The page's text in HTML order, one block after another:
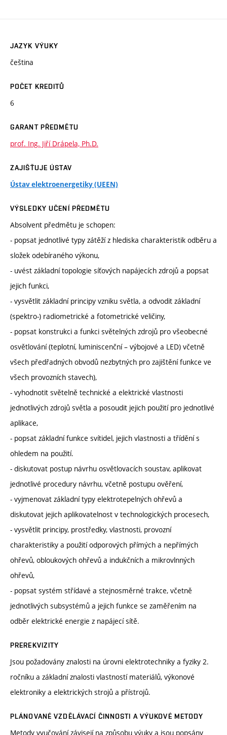
JAZYK VÝUKY
čeština
POČET KREDITŮ
6
GARANT PŘEDMĚTU
prof. Ing. Jiří Drápela, Ph.D.
ZAJIŠŤUJE ÚSTAV
Ústav elektroenergetiky (UEEN)
VÝSLEDKY UČENÍ PŘEDMĚTU
Absolvent předmětu je schopen:
- popsat jednotlivé typy zátěží z hlediska charakteristik odběru a
složek odebíraného výkonu,
- uvést základní topologie síťových napájecích zdrojů a popsat
jejich funkci,
- vysvětlit základní principy vzniku světla, a odvodit základní
(spektro-) radiometrické a fotometrické veličiny,
- popsat konstrukci a funkci světelných zdrojů pro všeobecné
osvětlování (teplotní, luminiscenční – výbojové a LED) včetně
všech předřadných obvodů nezbytných pro zajištění funkce ve
všech provozních stavech),
- vyhodnotit světelně technické a elektrické vlastnosti
jednotlivých zdrojů světla a posoudit jejich použití pro jednotlivé
aplikace,
- popsat základní funkce svítidel, jejich vlastnosti a třídění s
ohledem na použití.
- diskutovat postup návrhu osvětlovacích soustav, aplikovat
jednotlivé procedury návrhu, včetně postupu ověření,
- vyjmenovat základní typy elektrotepelných ohřevů a
diskutovat jejich aplikovatelnost v technologických procesech,
- vysvětlit principy, prostředky, vlastnosti, provozní
charakteristiky a použití odporových přímých a nepřímých
ohřevů, obloukových ohřevů a indukčních a mikrovlnných
ohřevů,
- popsat systém střídavé a stejnosměrné trakce, včetně
jednotlivých subsystémů a jejich funkce se zaměřením na
odběr elektrické energie z napájecí sítě.
PREREKVIZITY
Jsou požadovány znalosti na úrovni elektrotechniky a fyziky 2.
ročníku a základní znalosti vlastností materiálů, výkonové
elektroniky a elektrických strojů a přístrojů.
PLÁNOVANÉ VZDĚLÁVACÍ ČINNOSTI A VÝUKOVÉ METODY
Metody vyučování závisejí na způsobu výuky a jsou popsány